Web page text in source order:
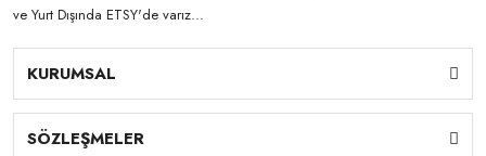
ve Yurt Dışında ETSY'de varız...
KURUMSAL
SÖZLEŞMELER